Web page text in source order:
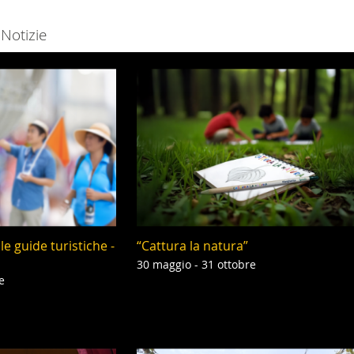
guide turistiche -
“Cattura la natura”
30 maggio - 31 ottobre
Notizie